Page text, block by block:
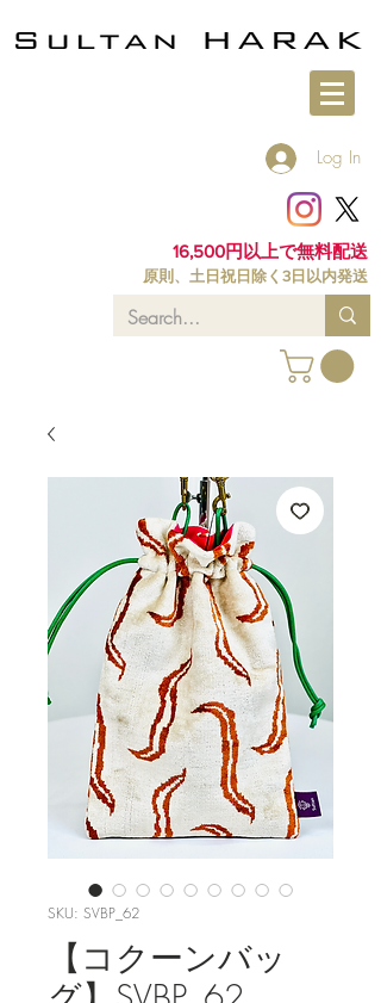
Log In
16,500円以上で無料配送
原則、土日祝日除く3日以内発送
SKU: SVBP_62
【コクーンバッ